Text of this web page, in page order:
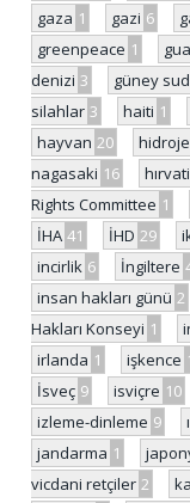
gaza 1 gazi 6
greenpeace 1
denizi 3 güney
silahlar 3 haiti 1
hayvan 20
nagasaki 16
Rights Committee 1
İHA 41 İHD 29
incirlik 6 İngiltere
insan hakları günü 2
Hakları Konseyi 1
irlanda 1 işkence
İsveç 9 isviçre 10
izleme-dinleme 9
jandarma 1
vicdani retçiler 2